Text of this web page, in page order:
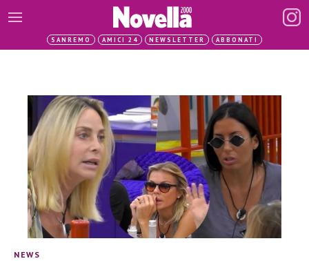
SANREMO AMICI 24 NEWSLETTER ABBONATI
NEWS